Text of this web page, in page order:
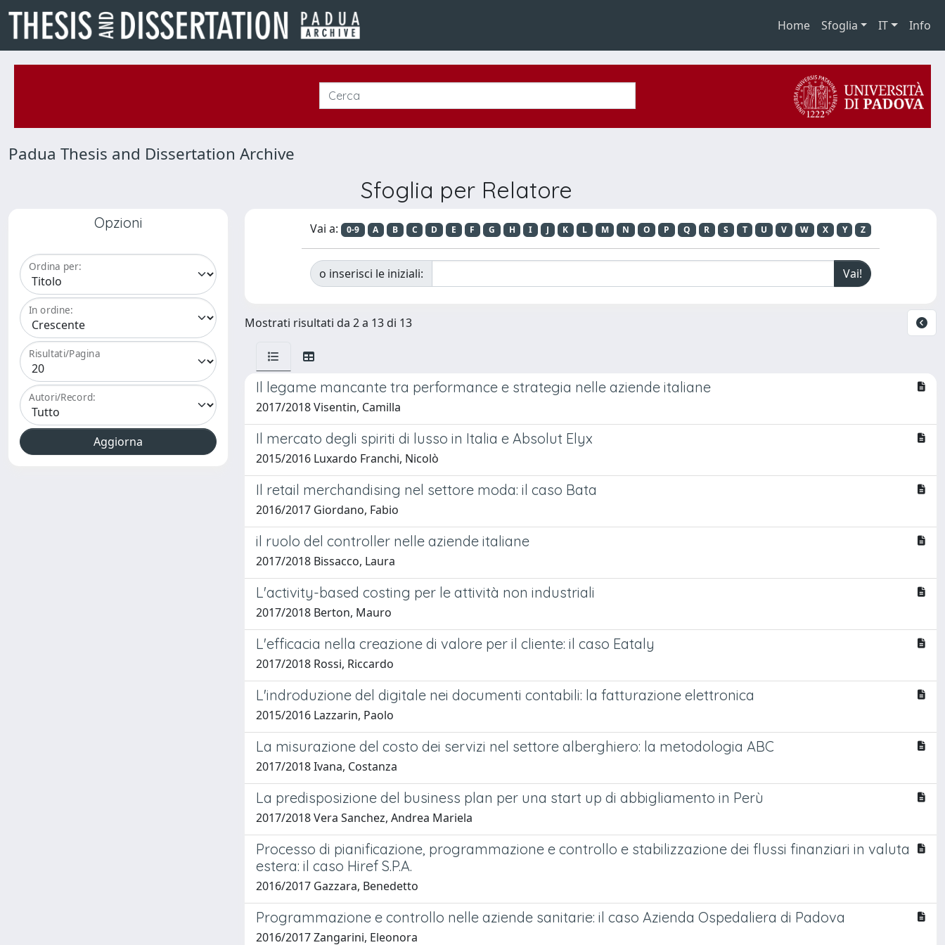
Home Sfoglia IT Info
Padua Thesis and Dissertation Archive
Sfoglia per Relatore
Opzioni
Ordina per:
In ordine:
Risultati/Pagina
Autori/Record:
Vai a: 0-9 A B C D E F G H I J K L M N O P Q R S T U V W X Y Z
o inserisci le iniziali:
Mostrati risultati da 2 a 13 di 13
Il legame mancante tra performance e strategia nelle aziende italiane
2017/2018 Visentin, Camilla
Il mercato degli spiriti di lusso in Italia e Absolut Elyx
2015/2016 Luxardo Franchi, Nicolò
Il retail merchandising nel settore moda: il caso Bata
2016/2017 Giordano, Fabio
il ruolo del controller nelle aziende italiane
2017/2018 Bissacco, Laura
L'activity-based costing per le attività non industriali
2017/2018 Berton, Mauro
L'efficacia nella creazione di valore per il cliente: il caso Eataly
2017/2018 Rossi, Riccardo
L'indroduzione del digitale nei documenti contabili: la fatturazione elettronica
2015/2016 Lazzarin, Paolo
La misurazione del costo dei servizi nel settore alberghiero: la metodologia ABC
2017/2018 Ivana, Costanza
La predisposizione del business plan per una start up di abbigliamento in Perù
2017/2018 Vera Sanchez, Andrea Mariela
Processo di pianificazione, programmazione e controllo e stabilizzazione dei flussi finanziari in valuta
estera: il caso Hiref S.P.A.
2016/2017 Gazzara, Benedetto
Programmazione e controllo nelle aziende sanitarie: il caso Azienda Ospedaliera di Padova
2016/2017 Zangarini, Eleonora